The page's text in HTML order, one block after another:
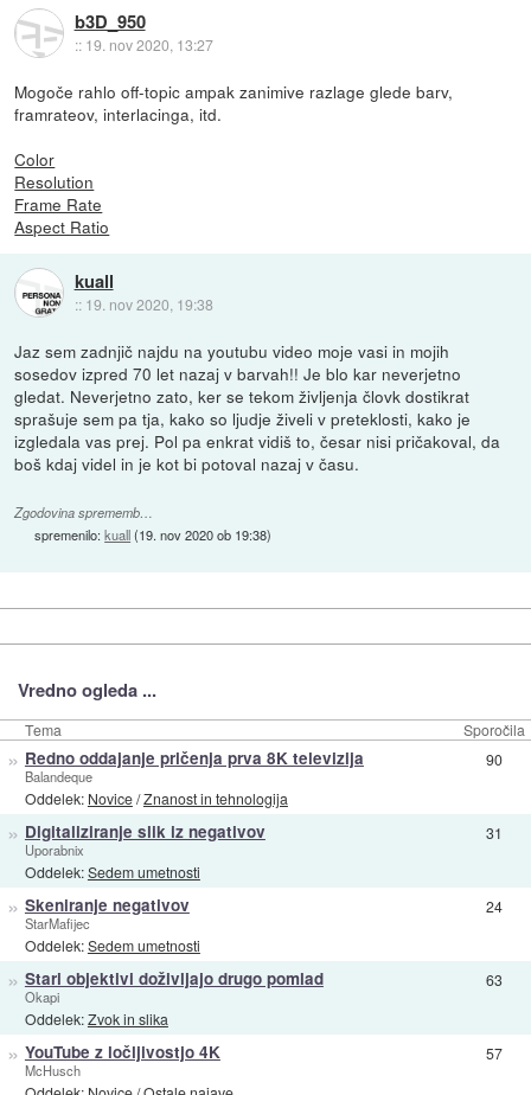
b3D_950
:: 19. nov 2020, 13:27
Mogoče rahlo off-topic ampak zanimive razlage glede barv,
framrateov, interlacinga, itd.
Color
Resolution
Frame Rate
Aspect Ratio
kuall
:: 19. nov 2020, 19:38
Jaz sem zadnjič najdu na youtubu video moje vasi in mojih
sosedov izpred 70 let nazaj v barvah!! Je blo kar neverjetno
gledat. Neverjetno zato, ker se tekom življenja človk dostikrat
sprašuje sem pa tja, kako so ljudje živeli v preteklosti, kako je
izgledala vas prej. Pol pa enkrat vidiš to, česar nisi pričakoval, da
boš kdaj videl in je kot bi potoval nazaj v času.
Zgodovina sprememb…
spremenilo:kuall(19. nov 2020 ob 19:38)
Vredno ogleda ...
Tema Sporočila
» Redno oddajanje pričenja prva 8K televizija
Balandeque
Oddelek: Novice/Znanost in tehnologija
90
» Digitaliziranje slik iz negativov
Uporabnix
Oddelek:Sedem umetnosti
31
» Skeniranje negativov
StarMafijec
Oddelek:Sedem umetnosti
24
» Stari objektivi doživljajo drugo pomlad
Okapi
Oddelek:Zvok in slika
63
» YouTube z ločljivostjo 4K
McHusch
57